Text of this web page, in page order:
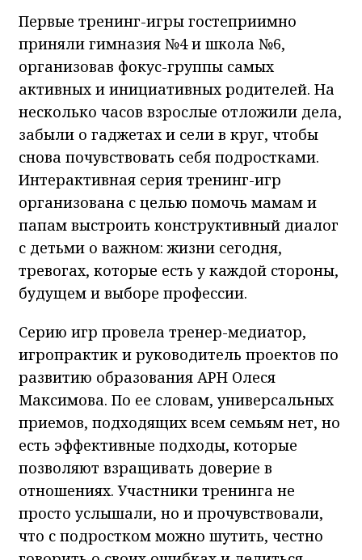
Первые тренинг-игры гостеприимно
приняли гимназия №4 и школа №6,
организовав фокус-группы самых
активных и инициативных родителей. На
несколько часов взрослые отложили дела,
забыли о гаджетах и сели в круг, чтобы
снова почувствовать себя подростками.
Интерактивная серия тренинг-игр
организована с целью помочь мамам и
папам выстроить конструктивный диалог
с детьми о важном: жизни сегодня,
тревогах, которые есть у каждой стороны,
будущем и выборе профессии.
Серию игр провела тренер-медиатор,
игропрактик и руководитель проектов по
развитию образования АРН Олеся
Максимова. По ее словам, универсальных
приемов, подходящих всем семьям нет, но
есть эффективные подходы, которые
позволяют взращивать доверие в
отношениях. Участники тренинга не
просто услышали, но и прочувствовали,
что с подростком можно шутить, честно